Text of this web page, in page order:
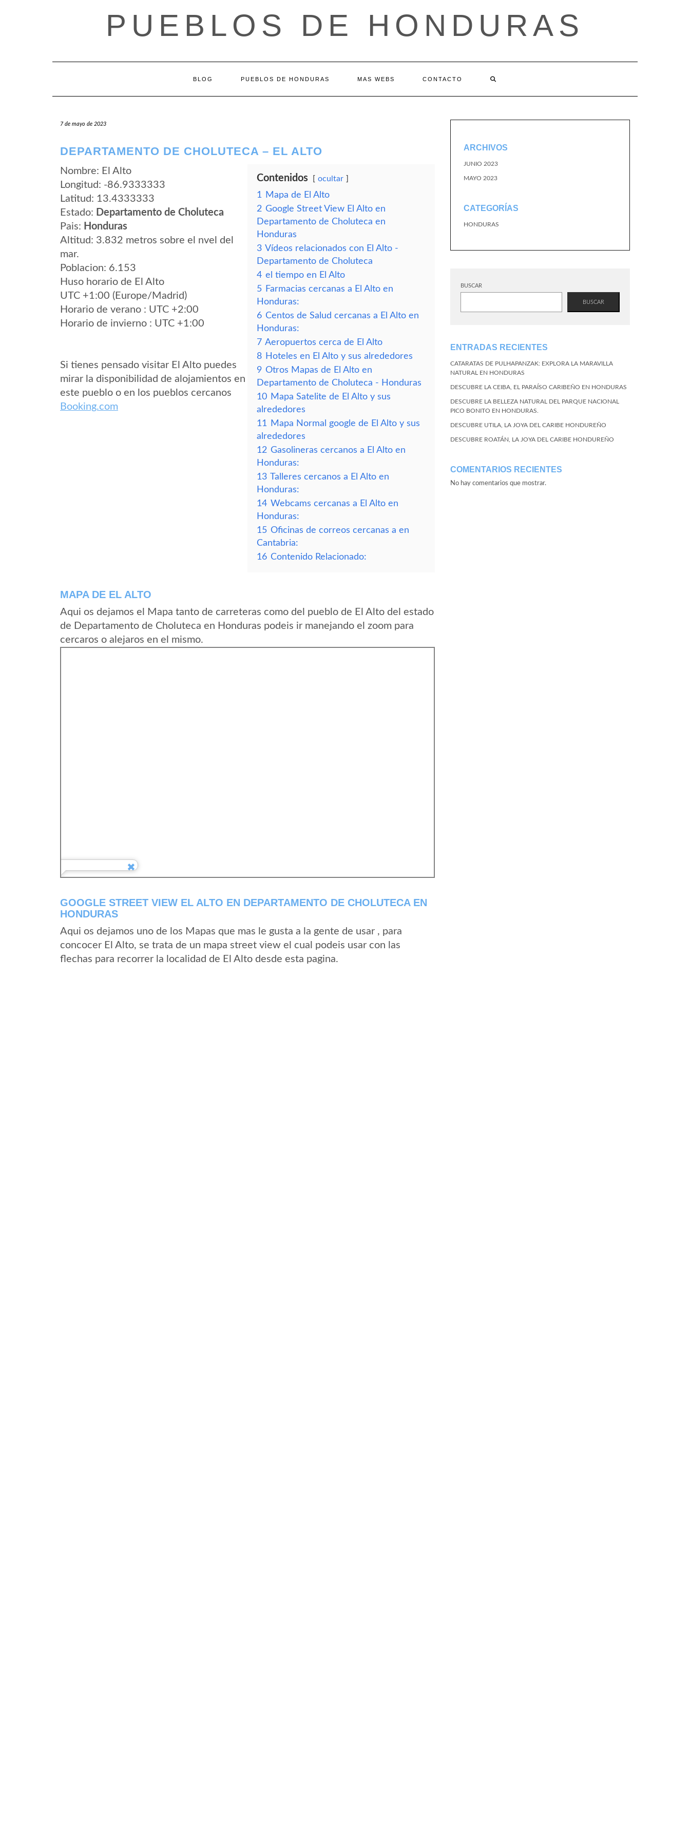
PUEBLOS DE HONDURAS
BLOG PUEBLOS DE HONDURAS MAS WEBS CONTACTO
7 de mayo de 2023
DEPARTAMENTO DE CHOLUTECA – EL ALTO
Nombre: El Alto
Longitud: -86.9333333
Latitud: 13.4333333
Estado: Departamento de Choluteca
Pais: Honduras
Altitud: 3.832 metros sobre el nvel del
mar.
Poblacion: 6.153
Huso horario de El Alto
UTC +1:00 (Europe/Madrid)
Horario de verano : UTC +2:00
Horario de invierno : UTC +1:00
Si tienes pensado visitar El Alto puedes
mirar la disponibilidad de alojamientos en
este pueblo o en los pueblos cercanos
Booking.com
Contenidos ocultar
1
Mapa de El Alto
2 Google Street View El Alto en
Departamento de Choluteca en
Honduras
3 Vídeos relacionados con El Alto -
Departamento de Choluteca
4 el tiempo en El Alto
5 Farmacias cercanas a El Alto en
Honduras:
6 Centos de Salud cercanas a El Alto en
Honduras:
7 Aeropuertos cerca de El Alto
8 Hoteles en El Alto y sus alrededores
9 Otros Mapas de El Alto en
Departamento de Choluteca - Honduras
10 Mapa Satelite de El Alto y sus
alrededores
11
Mapa Normal google de El Alto y sus
alrededores
12 Gasolineras cercanos a El Alto en
Honduras:
13 Talleres cercanos a El Alto en
Honduras:
14 Webcams cercanas a El Alto en
Honduras:
15 Oficinas de correos cercanas a en
Cantabria:
16 Contenido Relacionado:
MAPA DE EL ALTO
Aqui os dejamos el Mapa tanto de carreteras como del pueblo de El Alto del estado
de Departamento de Choluteca en Honduras podeis ir manejando el zoom para
cercaros o alejaros en el mismo.
GOOGLE STREET VIEW EL ALTO EN DEPARTAMENTO DE CHOLUTECA EN
HONDURAS
Aqui os dejamos uno de los Mapas que mas le gusta a la gente de usar , para
concocer El Alto, se trata de un mapa street view el cual podeis usar con las
flechas para recorrer la localidad de El Alto desde esta pagina.
ARCHIVOS
JUNIO 2023
MAYO 2023
CATEGORÍAS
HONDURAS
BUSCAR
BUSCAR
ENTRADAS RECIENTES
CATARATAS DE PULHAPANZAK: EXPLORA LA MARAVILLA
NATURAL EN HONDURAS
DESCUBRE LA CEIBA, EL PARAÍSO CARIBEÑO EN HONDURAS
DESCUBRE LA BELLEZA NATURAL DEL PARQUE NACIONAL
PICO BONITO EN HONDURAS.
DESCUBRE UTILA, LA JOYA DEL CARIBE HONDUREÑO
DESCUBRE ROATÁN, LA JOYA DEL CARIBE HONDUREÑO
COMENTARIOS RECIENTES
No hay comentarios que mostrar.